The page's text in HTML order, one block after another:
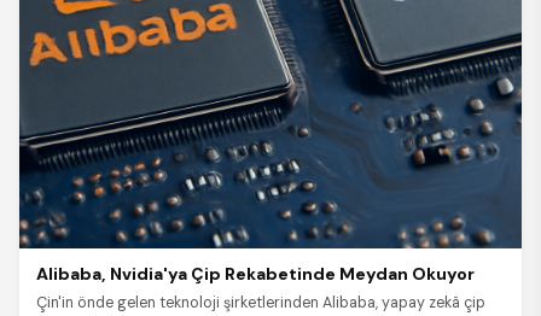
Alibaba, Nvidia'ya Çip Rekabetinde Meydan Okuyor
Çin'in önde gelen teknoloji şirketlerinden Alibaba, yapay zekâ çip